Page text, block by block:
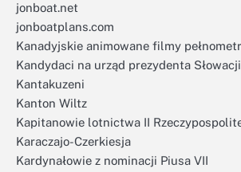
jonboat.net
jonboatplans.com
Kanadyjskie animowane filmy
Kandydaci na urząd prezydenta Słowacji
Kantakuzeni
Kanton Wiltz
Kapitanowie lotnictwa II
Karaczajo-Czerkiesja
Kardynałowie z nominacji Piusa VII